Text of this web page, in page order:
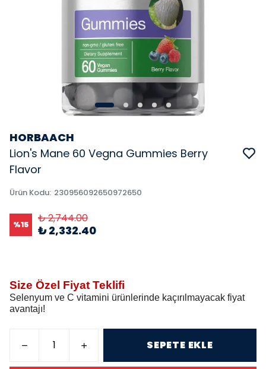
HORBAACH
Lion's Mane 60 Vegna Gummies Berry
Flavor
Ürün Kodu: 230956092650972650
%15 ₺ 2,744.00
₺ 2,332.40
Size Özel Fiyat Teklifi
Selenyum ve C vitamini ürünlerinde kaçırılmayacak fiyat
avantajı!
SEPETE EKLE